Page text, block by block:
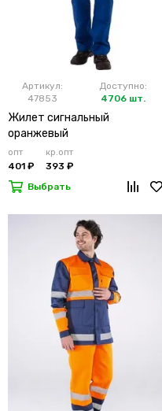
Артикул:
47853
Доступно:
4706 шт.
Жилет сигнальный
оранжевый
опт
401 ₽
кр.опт
393 ₽
Выбрать